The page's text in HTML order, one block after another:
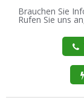
Brauchen Sie
Rufen Sie uns